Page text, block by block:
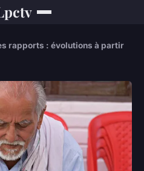
rapports : évolutions à partir